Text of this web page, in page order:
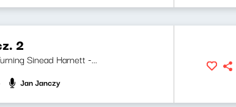
2
Sinead Harnett -...
Jan Janczy